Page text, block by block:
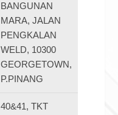
BANGUNAN
MARA, JALAN
PENGKALAN
WELD, 10300
GEORGETOWN,
P.PINANG
40&41, TKT